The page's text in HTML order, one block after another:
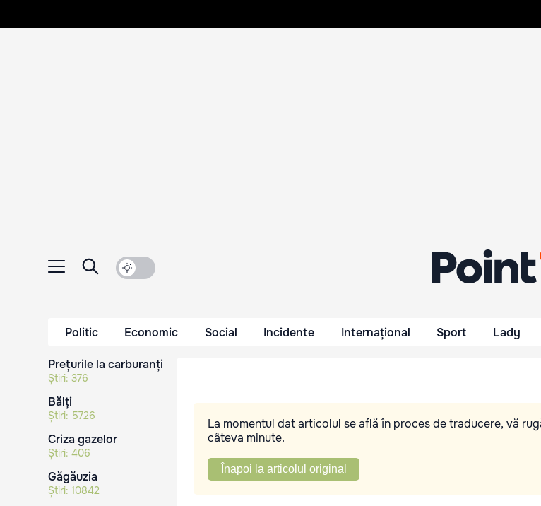
Politic Economic Social Incidente Internațional Sport Lady
Prețurile la carburanți
Știri: 376
Bălți
Știri: 5726
Criza gazelor
Știri: 406
Găgăuzia
Știri: 10842
La momentul dat articolul se află în proces de traducere, vă
câteva minute.
Înapoi la articolul original